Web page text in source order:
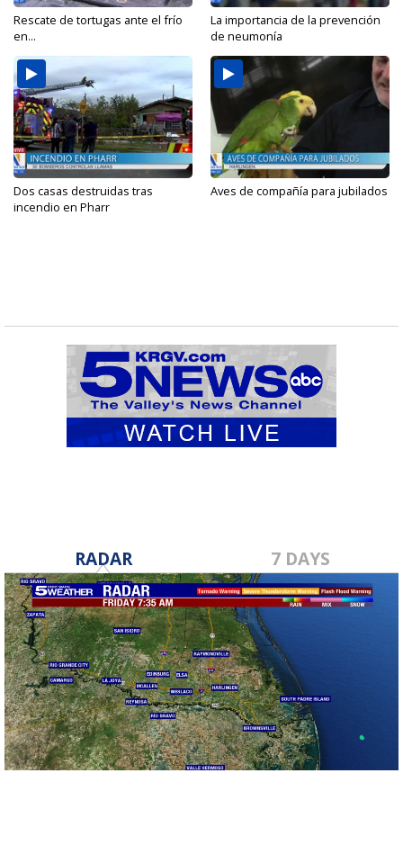
Rescate de tortugas ante el frío
en...
La importancia de la prevención
de neumonía
Dos casas destruidas tras
incendio en Pharr
Aves de compañía para jubilados
RADAR 7 DAYS